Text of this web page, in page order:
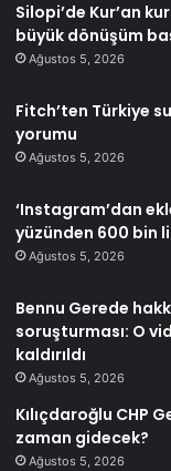
Silopi’de Kur’an
büyük dönüşüm
Ağustos 5, 2026
Fitch’ten Türkiye
yorumu
Ağustos 5, 2026
‘Instagram’dan
yüzünden 600 bin
Ağustos 5, 2026
Bennu Gerede
soruşturması: O
kaldırıldı
Ağustos 5, 2026
Kılıçdaroğlu CHP
zaman gidecek?
Ağustos 5, 2026